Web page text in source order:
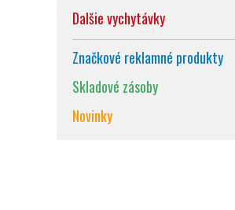
Dalšie vychytávky
Značkové reklamné produkty
Skladové zásoby
Novinky